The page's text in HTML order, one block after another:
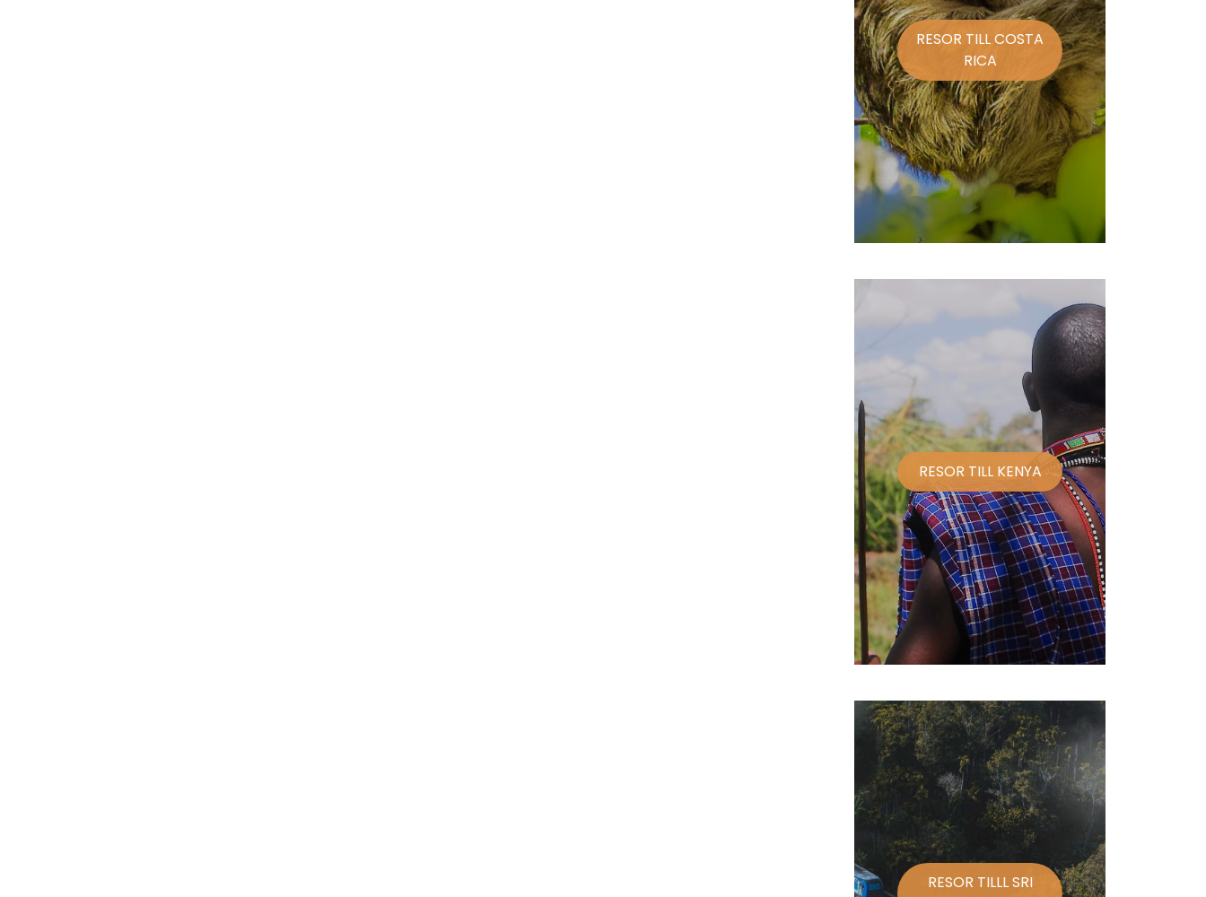
RESOR TILL COSTA
RICA
RESOR TILL KENYA
RESOR TILLL SRI